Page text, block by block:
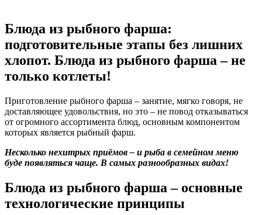
Блюда из рыбного фарша:
подготовительные этапы без лишних
хлопот. Блюда из рыбного фарша – не
только котлеты!
Приготовление рыбного фарша – занятие, мягко говоря, не
доставляющее удовольствия, но это – не повод отказываться
от огромного ассортимента блюд, основным компонентом
которых является рыбный фарш.
Несколько нехитрых приёмов – и рыба в семейном меню
буде появляться чаще. В самых разнообразных видах!
Блюда из рыбного фарша – основные
технологические принципы